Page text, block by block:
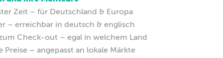
Zeit – für Deutschland & Europa
– erreichbar in deutsch & englisch
Check-out – egal in welchem Land
Preise – angepasst an lokale Märkte